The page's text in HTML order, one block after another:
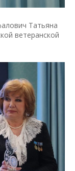
Татьяна
ветеранской